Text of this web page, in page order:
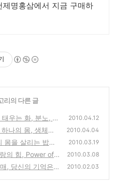
명홍삼에서 지금 구매하
리의 다른 글
우는 화, 분노, 화
2010.04.12
나의 몸, 생체공
2010.04.04
을 살리는 밥상,
2010.03.19
의 힘, Power of L
2010.03.08
, 당신의 기억은
2010.02.03